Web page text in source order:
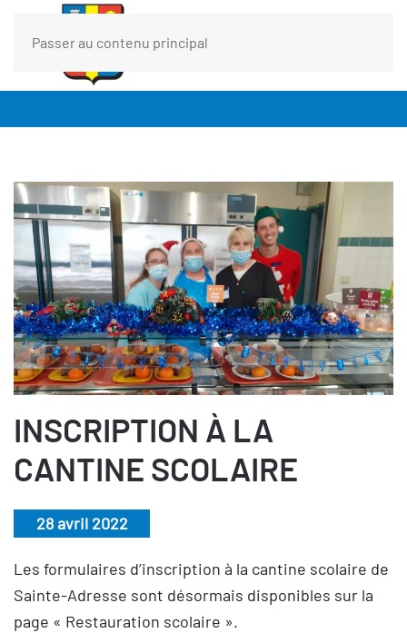
Passer au contenu principal
INSCRIPTION À LA
CANTINE SCOLAIRE
28 avril 2022
Les formulaires d’inscription à la cantine scolaire de
Sainte-Adresse sont désormais disponibles sur la
page « Restauration scolaire ».